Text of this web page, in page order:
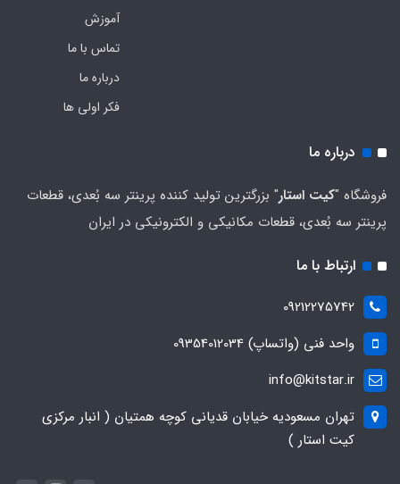
آموزش
تماس با ما
درباره ما
فکر اولی ها
درباره ما
فروشگاه "کیت استار" بزرگترین تولید کننده پرینتر سه بُعدی، قطعات
پرینتر سه بُعدی، قطعات مکانیکی و الکترونیکی در ایران
ارتباط با ما
09212275742
واحد فنی (واتساپ) 09354012034
info@kitstar.ir
تهران مسعودیه خیابان قدیانی کوچه همتیان ( انبار مرکزی
کیت استار )